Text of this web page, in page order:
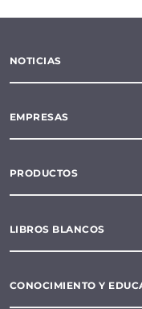
NOTICIAS
EMPRESAS
PRODUCTOS
LIBROS BLANCOS
CONOCIMIENTO Y